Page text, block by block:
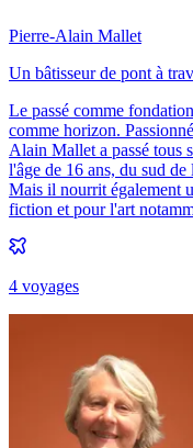
Pierre-Alain Mallet
Un bâtisseur de pont à
Le passé comme
comme horizon.
Alain Mallet a passé tous
l'âge de 16 ans, du sud
Mais il nourrit également
fiction et pour l'art
4 voyages